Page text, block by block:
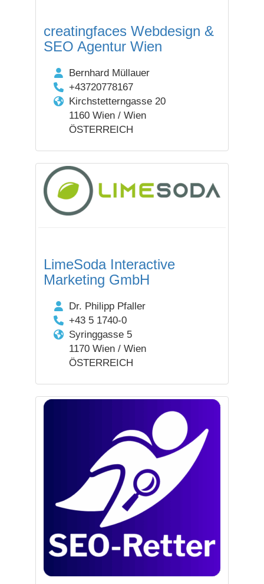
creatingfaces Webdesign &
SEO Agentur Wien
Bernhard Müllauer
+43720778167
Kirchstetterngasse 20
1160 Wien / Wien
ÖSTERREICH
LimeSoda Interactive
Marketing GmbH
Dr. Philipp Pfaller
+43 5 1740-0
Syringgasse 5
1170 Wien / Wien
ÖSTERREICH